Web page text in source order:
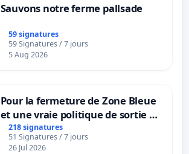
Sauvons notre ferme pallsade
59 signatures
59 Signatures / 7 jours
5 Aug 2026
Pour la fermeture de Zone Bleue
et une vraie politique de sortie de
la dépendance
218 signatures
51 Signatures / 7 jours
26 Jul 2026